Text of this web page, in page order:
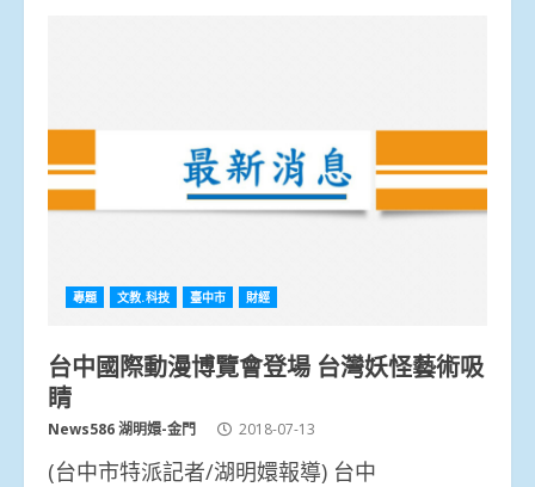
專題 文教.科技 臺中市 財經
台中國際動漫博覽會登場 台灣妖怪藝術吸
睛
News586 湖明嬛-金門 2018-07-13
(台中市特派記者/湖明嬛報導) 台中